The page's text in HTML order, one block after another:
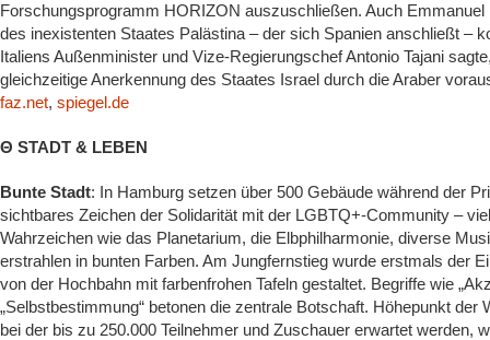
Forschungsprogramm HORIZON auszuschließen. Auch
des inexistenten Staates Palästina – der sich Spanien anschließt –
Italiens Außenminister und Vize-Regierungschef Antonio Tajani
gleichzeitige Anerkennung des Staates Israel durch die Araber
faz.net, spiegel.de
Θ STADT & LEBEN
Bunte Stadt: In Hamburg setzen über 500 Gebäude während der
sichtbares Zeichen der Solidarität mit der LGBTQ+-Community –
Wahrzeichen wie das Planetarium, die Elbphilharmonie, diverse
erstrahlen in bunten Farben. Am Jungfernstieg wurde erstmals der
von der Hochbahn mit farbenfrohen Tafeln gestaltet. Begriffe wie
„Selbstbestimmung“ betonen die zentrale Botschaft. Höhepunkt
bei der bis zu 250.000 Teilnehmer und Zuschauer erwartet werden,